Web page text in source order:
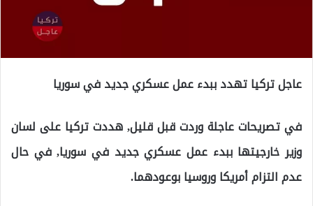
عاجل تركيا تهدد ببدء عمل عسكري جديد في سوريا
في تصريحات عاجلة وردت قبل قليل, هددت تركيا على لسان
وزير خارجيتها ببدء عمل عسكري جديد في سوريا, في حال
عدم التزام أمريكا وروسيا بوعودهما.